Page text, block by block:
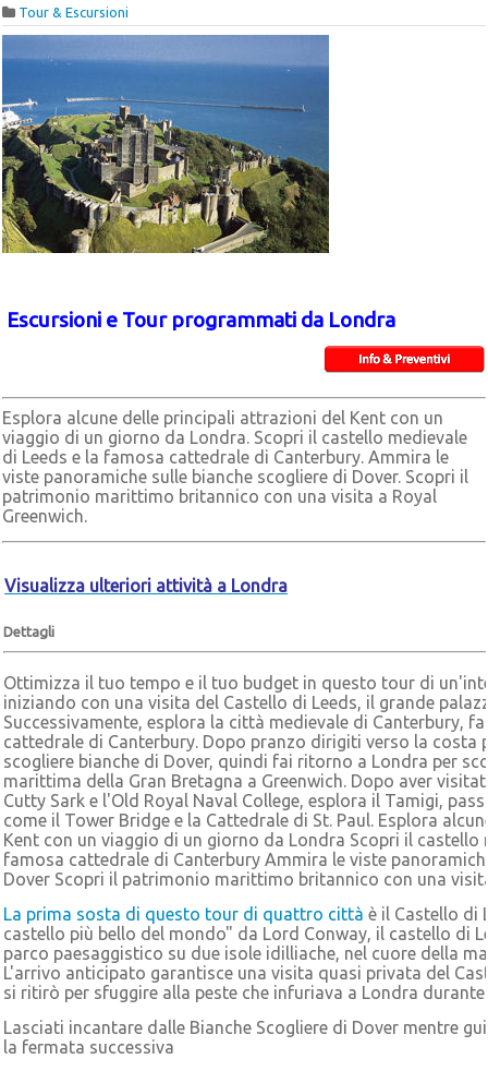
Tour & Escursioni
Escursioni e Tour programmati da Londra
Esplora alcune delle principali attrazioni del Kent con un
viaggio di un giorno da Londra. Scopri il castello medievale
di Leeds e la famosa cattedrale di Canterbury. Ammira le
viste panoramiche sulle bianche scogliere di Dover. Scopri il
patrimonio marittimo britannico con una visita a Royal
Greenwich.
Visualizza ulteriori attività a Londra
Dettagli
Ottimizza il tuo tempo e il tuo budget in questo tour di
iniziando con una visita del Castello di Leeds, il grande
Successivamente, esplora la città medievale di Canterbury,
cattedrale di Canterbury. Dopo pranzo dirigiti verso la costa
scogliere bianche di Dover, quindi fai ritorno a Londra per
marittima della Gran Bretagna a Greenwich. Dopo aver
Cutty Sark e l'Old Royal Naval College, esplora il Tamigi,
come il Tower Bridge e la Cattedrale di St. Paul. Esplora
Kent con un viaggio di un giorno da Londra Scopri il castello
famosa cattedrale di Canterbury Ammira le viste
Dover Scopri il patrimonio marittimo britannico con una
La prima sosta di questo tour di quattro città è il Castello di
castello più bello del mondo" da Lord Conway, il castello di
parco paesaggistico su due isole idilliache, nel cuore della
L'arrivo anticipato garantisce una visita quasi privata del
si ritirò per sfuggire alla peste che infuriava a Londra
Lasciati incantare dalle Bianche Scogliere di Dover mentre
la fermata successiva